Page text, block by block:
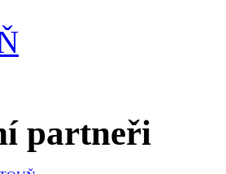
partneři